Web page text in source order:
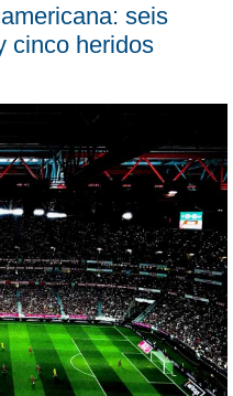
seis
cinco heridos